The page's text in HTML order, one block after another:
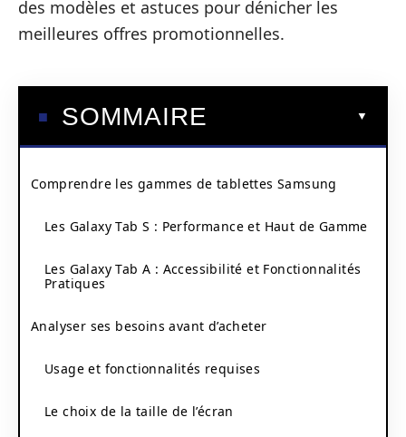
des modèles et astuces pour dénicher les
meilleures offres promotionnelles.
SOMMAIRE
Comprendre les gammes de tablettes Samsung
Les Galaxy Tab S : Performance et Haut de Gamme
Les Galaxy Tab A : Accessibilité et Fonctionnalités
Pratiques
Analyser ses besoins avant d’acheter
Usage et fonctionnalités requises
Le choix de la taille de l’écran